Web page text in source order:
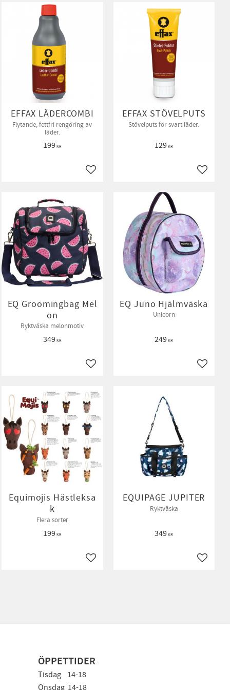
i favoriter
EFFAX LÄDERCOMBI
Flytande, fettfri rengöring av
läder.
199KR
Lägg till i favoriter
EFFAX STÖVELPUTS
Stövelputs för svart läder.
129KR
Lägg
i favoriter
EQ Groomingbag Mel
on
Ryktväska melonmotiv
349KR
Lägg till i favoriter
EQ Juno Hjälmväska
Unicorn
249KR
Lägg
i favoriter
Equimojis Hästleksa
k
Flera sorter
199KR
Lägg till i favoriter
EQUIPAGE JUPITER
Ryktväska
349KR
Lägg
ÖPPETTIDER
Tisdag 14-18
Onsdag 14-18